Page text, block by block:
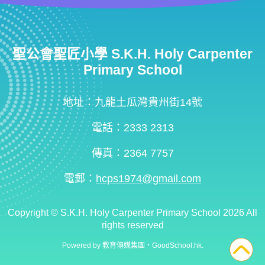
聖公會聖匠小學 S.K.H. Holy Carpenter
Primary School
地址：九龍土瓜灣貴州街14號
電話：2333 2313
傳真：2364 7757
電郵： hcps1974@gmail.com
Copyright © S.K.H. Holy Carpenter Primary School 2026 All
rights reserved
Powered by 教育傳媒集團 ‧ GoodSchool.hk.